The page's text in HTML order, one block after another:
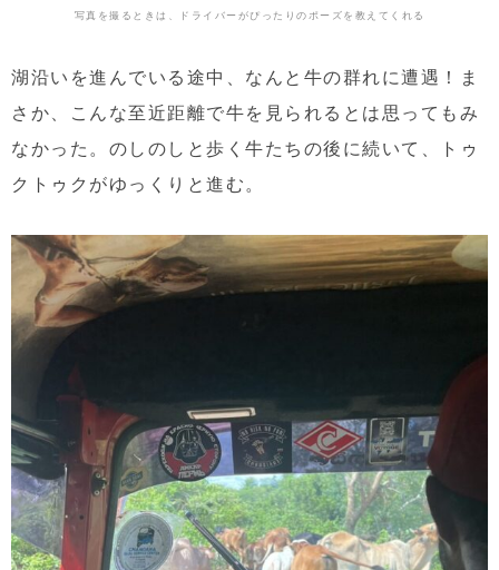
写真を撮るときは、ドライバーがぴったりのポーズを教えてくれる
湖沿いを進んでいる途中、なんと牛の群れに遭遇！ま
さか、こんな至近距離で牛を見られるとは思ってもみ
なかった。のしのしと歩く牛たちの後に続いて、トゥ
クトゥクがゆっくりと進む。